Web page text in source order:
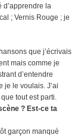
d’apprendre la
; Vernis Rouge ; je
que j’écrivais
mais comme je
d’entendre
je le voulais. J’ai
tout est parti.
? Est-ce ta
garçon manqué